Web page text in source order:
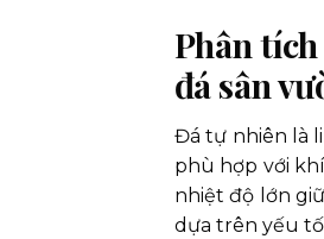
Phân
đá sân
Đá tự nhiên là
phù hợp với
nhiệt độ lớn
dựa trên yếu